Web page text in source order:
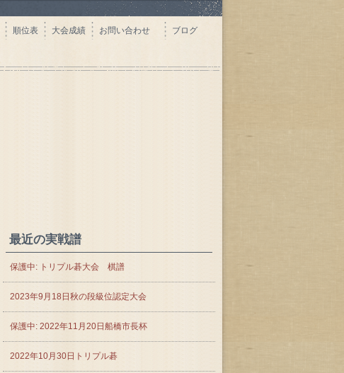
順位表 大会成績 お問い合わせ ブログ
最近の実戦譜
保護中: トリプル碁大会 棋譜
2023年9月18日秋の段級位認定大会
保護中: 2022年11月20日船橋市長杯
2022年10月30日トリプル碁